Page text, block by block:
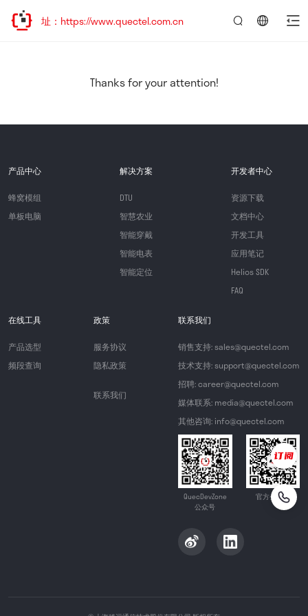
访问新址：https://www.quectel.com.cn
Thanks for your attention!
产品中心
蜂窝模组
单板电脑
解决方案
DTU
智慧农业
智能穿戴
智能电表
智能定位
开发者中心
资源下载
文档中心
开发工具
应用笔记
Helios SDK
FAQ
在线工具
产品选型
频段查询
政策
服务协议
隐私政策
联系我们
联系我们
销售支持: sales@quectel.com
技术支持: support@quectel.com
招聘: career@quectel.com
媒体联系: media@quectel.com
其他咨询: info@quectel.com
QuecDevZone
公众号
官方公众号